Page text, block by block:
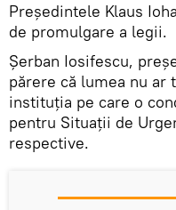
Președintele Klaus
de promulgare a legii.
Șerban Iosifescu,
părere că lumea nu ar
instituția pe care o
pentru Situații de
respective.